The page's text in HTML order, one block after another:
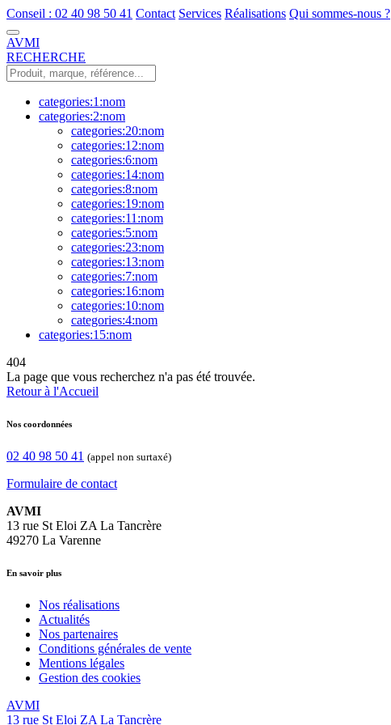
Conseil : 02 40 98 50 41 Contact Services Réalisations Qui sommes-nous ?
AVMI
RECHERCHE
categories:1:nom
categories:2:nom
categories:20:nom
categories:12:nom
categories:6:nom
categories:14:nom
categories:8:nom
categories:19:nom
categories:11:nom
categories:5:nom
categories:23:nom
categories:13:nom
categories:7:nom
categories:16:nom
categories:10:nom
categories:4:nom
categories:15:nom
404
La page que vous recherchez n'a pas été trouvée.
Retour à l'Accueil
Nos coordonnées
02 40 98 50 41 (appel non surtaxé)
Formulaire de contact
AVMI
13 rue St Eloi ZA La Tancrère
49270 La Varenne
En savoir plus
Nos réalisations
Actualités
Nos partenaires
Conditions générales de vente
Mentions légales
Gestion des cookies
AVMI
13 rue St Eloi ZA La Tancrère